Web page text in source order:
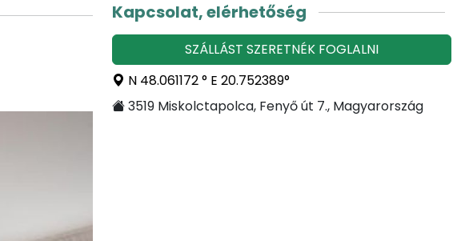
Kapcsolat, elérhetőség
SZÁLLÁST SZERETNÉK FOGLALNI
N 48.061172 ° E 20.752389°
3519 Miskolctapolca, Fenyő út 7., Magyarország